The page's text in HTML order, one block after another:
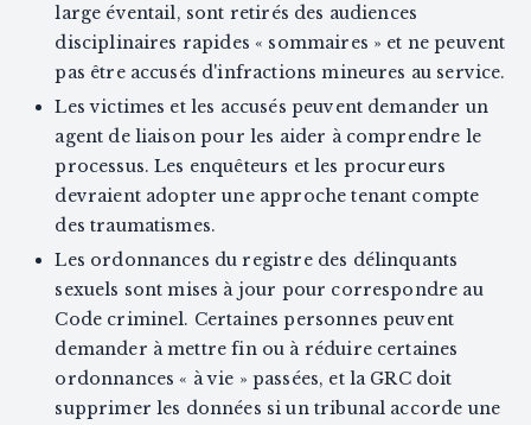
large éventail, sont retirés des audiences
disciplinaires rapides « sommaires » et ne peuvent
pas être accusés d'infractions mineures au service.
Les victimes et les accusés peuvent demander un
agent de liaison pour les aider à comprendre le
processus. Les enquêteurs et les procureurs
devraient adopter une approche tenant compte
des traumatismes.
Les ordonnances du registre des délinquants
sexuels sont mises à jour pour correspondre au
Code criminel. Certaines personnes peuvent
demander à mettre fin ou à réduire certaines
ordonnances « à vie » passées, et la GRC doit
supprimer les données si un tribunal accorde une